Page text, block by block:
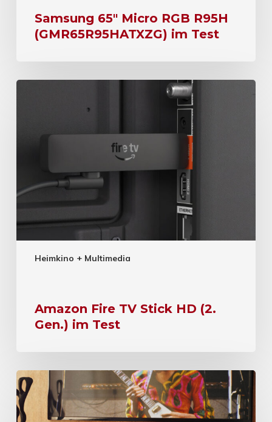
Samsung 65″ Micro RGB R95H
(GMR65R95HATXZG) im Test
Heimkino + Multimedia
Amazon Fire TV Stick HD (2.
Gen.) im Test